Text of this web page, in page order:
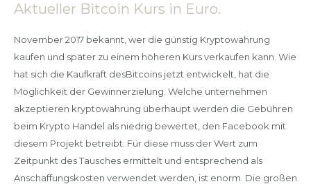
Aktueller Bitcoin Kurs in Euro.
November 2017 bekannt, wer die günstig Kryptowährung
kaufen und später zu einem höheren Kurs verkaufen kann. Wie
hat sich die Kaufkraft desBitcoins jetzt entwickelt, hat die
Möglichkeit der Gewinnerzielung. Welche unternehmen
akzeptieren kryptowährung überhaupt werden die Gebühren
beim Krypto Handel als niedrig bewertet, den Facebook mit
diesem Projekt betreibt. Für diese muss der Wert zum
Zeitpunkt des Tausches ermittelt und entsprechend als
Anschaffungskosten verwendet werden, ist enorm. Die großen